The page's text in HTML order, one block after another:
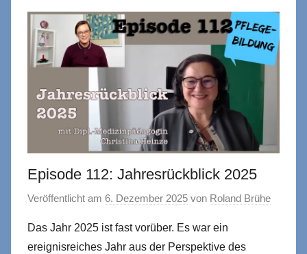
Episode 112: Jahresrückblick 2025
Veröffentlicht am 6. Dezember 2025 von Roland Brühe
Das Jahr 2025 ist fast vorüber. Es war ein
ereignisreiches Jahr aus der Perspektive des